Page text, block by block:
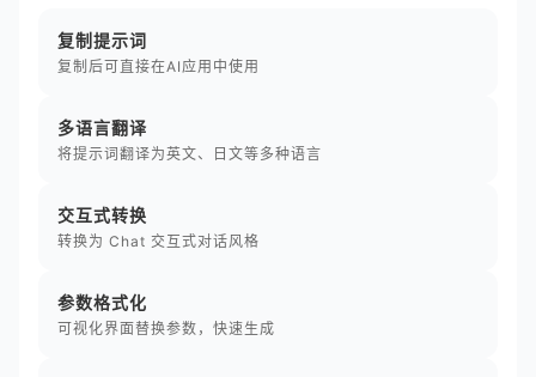
复制提示词
复制后可直接在AI应用中使用
多语言翻译
将提示词翻译为英文、日文等多种语言
交互式转换
转换为 Chat 交互式对话风格
参数格式化
可视化界面替换参数，快速生成